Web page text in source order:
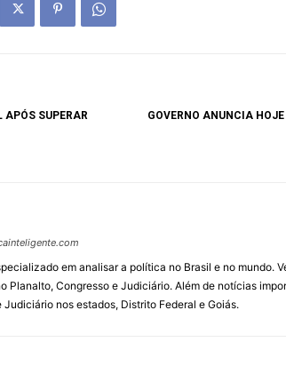
SUPERAR
GOVERNO ANUNCIA
em analisar a política no Brasil e no mundo.
Planalto, Congresso e Judiciário. Além de notícias
Judiciário nos estados, Distrito Federal e Goiás.